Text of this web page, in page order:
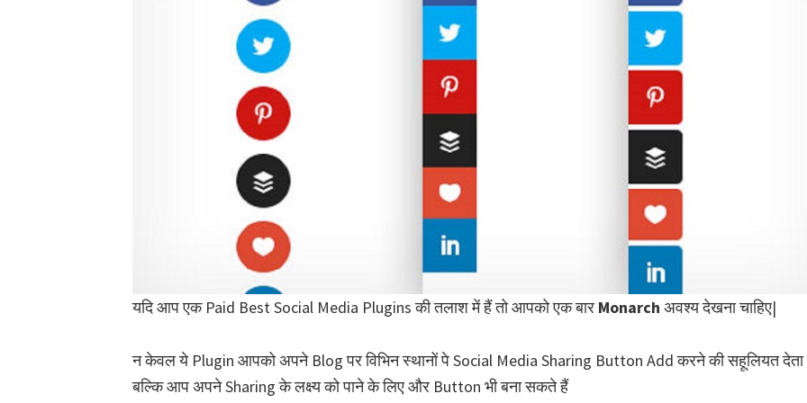
यदि आप एक Paid Best Social Media Plugins की तलाश में हैं तो आपको एक बार Monarch अवश्य देखना चाहिए|
न केवल ये Plugin आपको अपने Blog पर विभिन स्थानों पे Social Media Sharing Button Add करने की सहूलियत देता
बल्कि आप अपने Sharing के लक्ष्य को पाने के लिए और Button भी बना सकते हैं